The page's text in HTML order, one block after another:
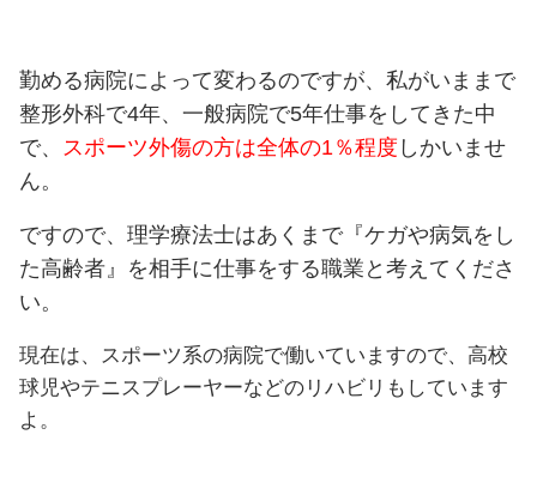
勤める病院によって変わるのですが、私がいままで
整形外科で4年、一般病院で5年仕事をしてきた中
で、 スポーツ外傷の方は全体の1％程度 しかいませ
ん。
ですので、理学療法士はあくまで『ケガや病気をし
た高齢者』を相手に仕事をする職業と考えてくださ
い。
現在は、スポーツ系の病院で働いていますので、高校
球児やテニスプレーヤーなどのリハビリもしています
よ。